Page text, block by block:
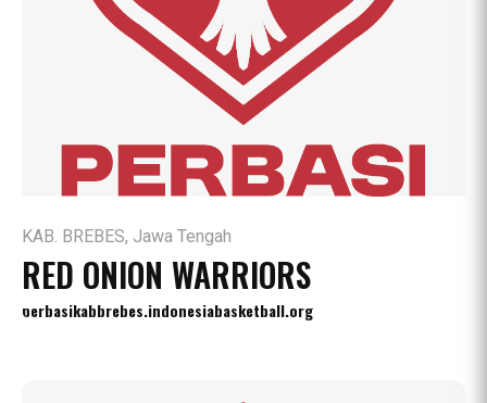
KAB. BREBES, Jawa Tengah
RED ONION WARRIORS
perbasikabbrebes.indonesiabasketball.org